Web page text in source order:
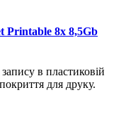
Printable 8x 8,5Gb
в пластиковій
для друку.